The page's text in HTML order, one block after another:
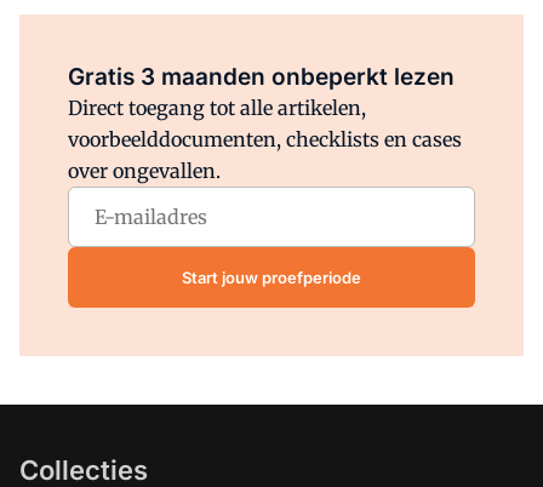
Gratis 3 maanden onbeperkt lezen
Direct toegang tot alle artikelen,
voorbeelddocumenten, checklists en cases
over ongevallen.
Start jouw proefperiode
Collecties